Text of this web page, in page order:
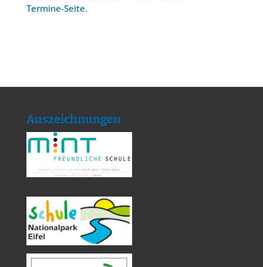
Termine-Seite.
Auszeichnungen